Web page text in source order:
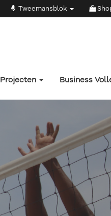
Tweemansblok
Projecten Business